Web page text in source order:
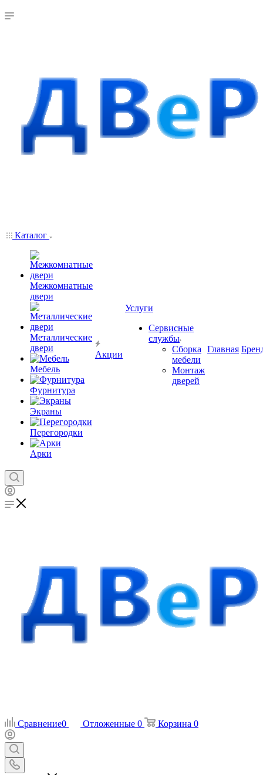
Каталог
Межкомнатные
двери
Металлические
двери
Мебель
Фурнитура
Экраны
Перегородки
Арки
Акции
Услуги
Сервисные
службы
Сборка
мебели
Монтаж
дверей
Главная
Сравнение0 Отложенные 0 Корзина 0